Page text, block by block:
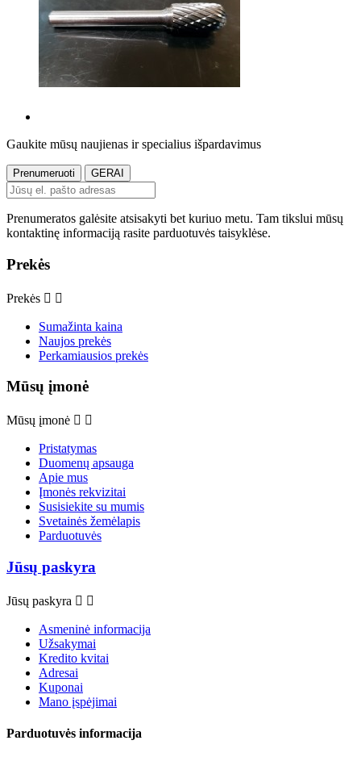
Gaukite mūsų naujienas ir specialius išpardavimus
Prenumeratos galėsite atsisakyti bet kuriuo metu. Tam tikslui mūsų
kontaktinę informaciją rasite parduotuvės taisyklėse.
Prekės
Prekės  
Sumažinta kaina
Naujos prekės
Perkamiausios prekės
Mūsų įmonė
Mūsų įmonė  
Pristatymas
Duomenų apsauga
Apie mus
Įmonės rekvizitai
Susisiekite su mumis
Svetainės žemėlapis
Parduotuvės
Jūsų paskyra
Jūsų paskyra  
Asmeninė informacija
Užsakymai
Kredito kvitai
Adresai
Kuponai
Mano įspėjimai
Parduotuvės informacija